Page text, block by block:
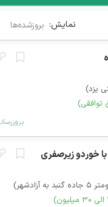
نمایش: بروزشده‌ها
یزد)
با خوردو زیرصفری